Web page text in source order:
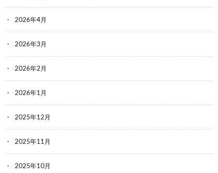
2026年4月
2026年3月
2026年2月
2026年1月
2025年12月
2025年11月
2025年10月